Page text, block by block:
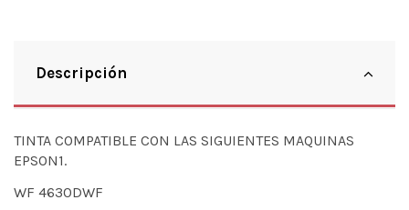
Descripción
TINTA COMPATIBLE CON LAS SIGUIENTES MAQUINAS
EPSON1.
WF 4630DWF